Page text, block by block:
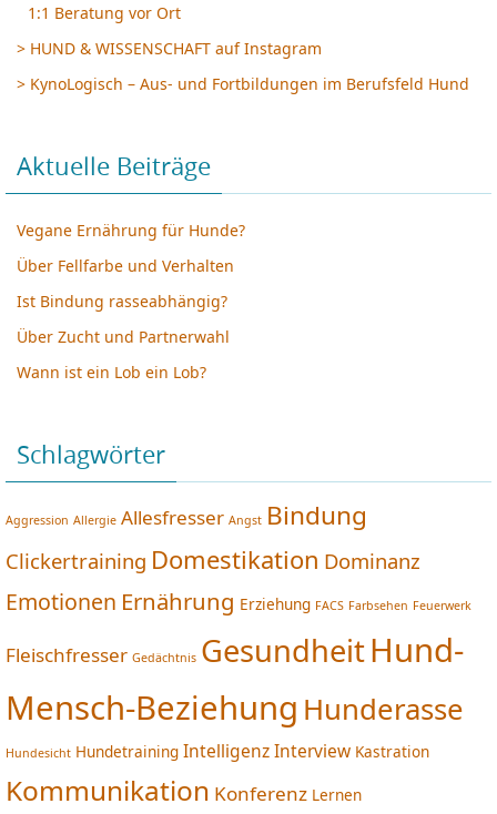
1:1 Beratung vor Ort
> HUND & WISSENSCHAFT auf Instagram
> KynoLogisch – Aus- und Fortbildungen im Berufsfeld Hund
Aktuelle Beiträge
Vegane Ernährung für Hunde?
Über Fellfarbe und Verhalten
Ist Bindung rasseabhängig?
Über Zucht und Partnerwahl
Wann ist ein Lob ein Lob?
Schlagwörter
Aggression Allergie Allesfresser Angst Bindung
Clickertraining Domestikation Dominanz
Emotionen Ernährung Erziehung FACS Farbsehen Feuerwerk
Fleischfresser Gedächtnis GesundheitHund-
Mensch-Beziehung Hunderasse
Hundesicht Hundetraining IntelligenzInterview Kastration
Kommunikation Konferenz Lernen